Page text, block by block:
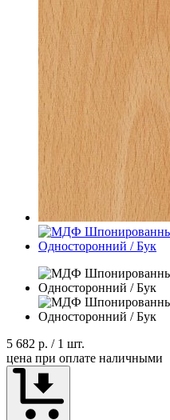
5 682 р. / 1 шт.
цена при оплате наличными